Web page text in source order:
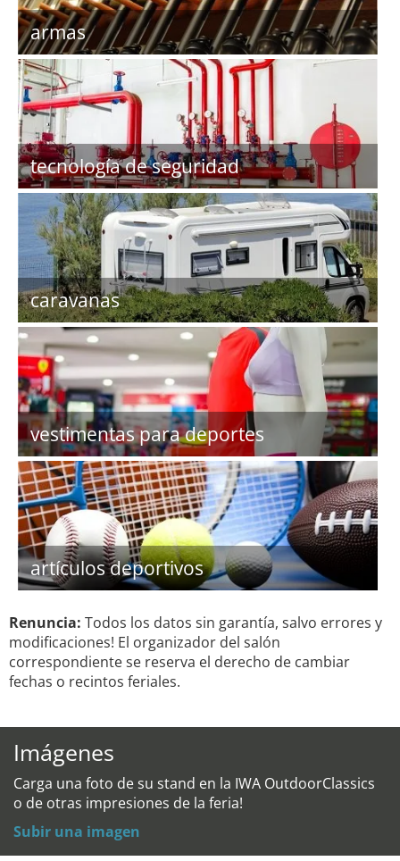
armas
tecnología de seguridad
caravanas
vestimentas para deportes
artículos deportivos
Renuncia: Todos los datos sin garantía, salvo errores y
modificaciones! El organizador del salón
correspondiente se reserva el derecho de cambiar
fechas o recintos feriales.
Imágenes
Carga una foto de su stand en la IWA OutdoorClassics
o de otras impresiones de la feria!
Subir una imagen